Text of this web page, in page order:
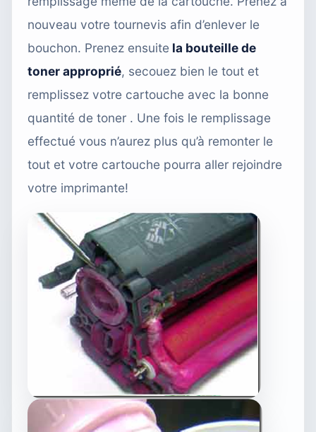
nouveau votre tournevis afin d’enlever le
bouchon. Prenez ensuite la bouteille de
toner approprié, secouez bien le tout et
remplissez votre cartouche avec la bonne
quantité de toner . Une fois le remplissage
effectué vous n’aurez plus qu’à remonter le
tout et votre cartouche pourra aller rejoindre
votre imprimante!